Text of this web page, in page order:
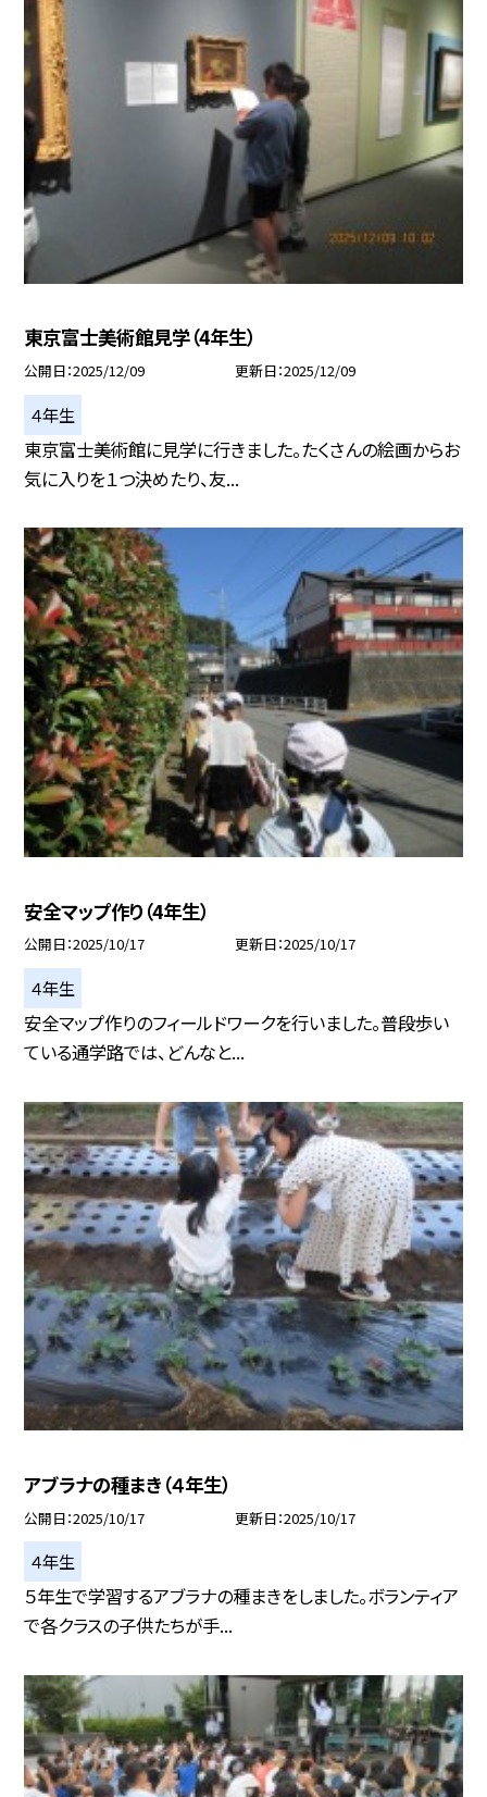
東京富士美術館見学（4年生）
公開日 2025/12/09 更新日 2025/12/09
４年生
東京富士美術館に見学に行きました。たくさんの絵画からお
気に入りを１つ決めたり、友...
安全マップ作り（4年生）
公開日 2025/10/17 更新日 2025/10/17
４年生
安全マップ作りのフィールドワークを行いました。普段歩い
ている通学路では、どんなと...
アブラナの種まき（４年生）
公開日 2025/10/17 更新日 2025/10/17
４年生
５年生で学習するアブラナの種まきをしました。ボランティア
で各クラスの子供たちが手...